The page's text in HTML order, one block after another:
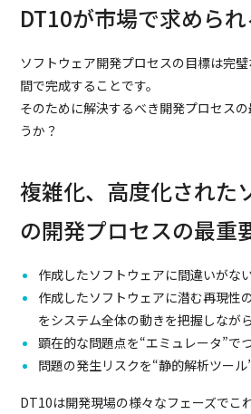
DT10が市場で求めら
ソフトウェア開発プロセスの目標は完
間で完成することです。
そのために解決するべき開発プロセス
うか？
複雑化、高度化された
の開発プロセスの最重
作成したソフトウェアに間違いがな
作成したソフトウェアに潜む再現性
をシステム全体の動きを把握しなが
顕在的な問題点を“エミュレータ”で
問題の発生リスクを“静的解析ツール
DT10は開発現場の様々なフェーズでこ